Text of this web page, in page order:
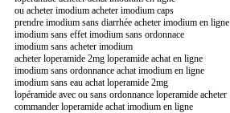
ou acheter imodium acheter imodium caps
prendre imodium sans diarrhée acheter imodium en ligne
imodium sans effet imodium sans ordonnace
imodium sans acheter imodium
acheter loperamide 2mg loperamide achat en ligne
imodium sans ordonnance achat imodium en ligne
imodium sans eau achat loperamide 2mg
lopéramide avec ou sans ordonnance loperamide acheter
commander loperamide achat imodium en ligne